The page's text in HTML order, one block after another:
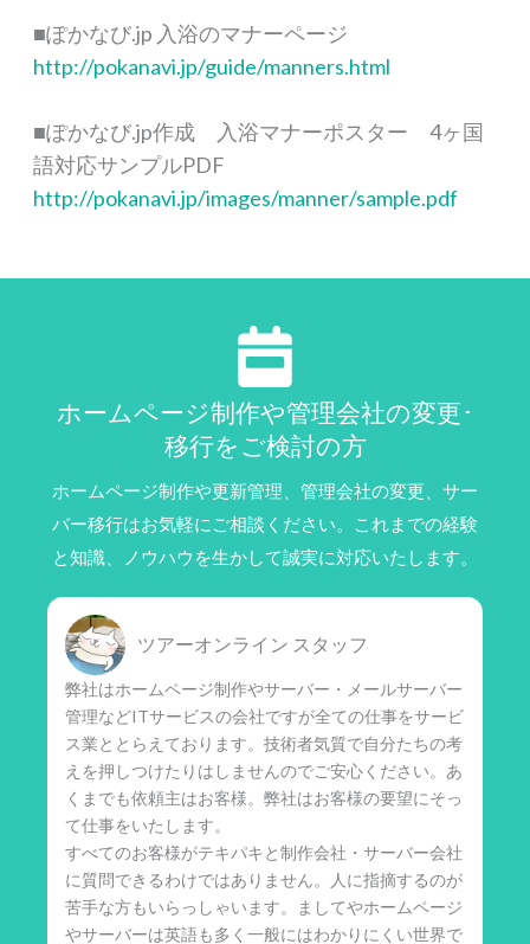
■ぽかなび.jp 入浴のマナーページ
http://pokanavi.jp/guide/manners.html
■ぽかなび.jp作成 入浴マナーポスター 4ヶ国
語対応サンプルPDF
http://pokanavi.jp/images/manner/sample.pdf
ホームページ制作や管理会社の変更･
移行をご検討の方
ホームページ制作や更新管理、管理会社の変更、サー
バー移行はお気軽にご相談ください。これまでの経験
と知識、ノウハウを生かして誠実に対応いたします。
ツアーオンライン スタッフ
弊社はホームページ制作やサーバー・メールサーバー
管理などITサービスの会社ですが全ての仕事をサービ
ス業ととらえております。技術者気質で自分たちの考
えを押しつけたりはしませんのでご安心ください。あ
くまでも依頼主はお客様。弊社はお客様の要望にそっ
て仕事をいたします。
すべてのお客様がテキパキと制作会社・サーバー会社
に質問できるわけではありません。人に指摘するのが
苦手な方もいらっしゃいます。ましてやホームページ
やサーバーは英語も多く一般にはわかりにくい世界で